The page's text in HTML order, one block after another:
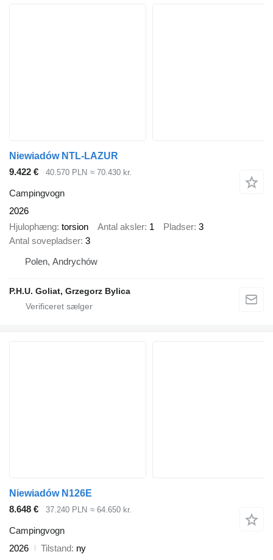
Niewiadów NTL-LAZUR
9.422 €
40.570 PLN ≈ 70.430 kr.
Campingvogn
2026
Hjulophæng torsion Antal aksler 1 Pladser 3
Antal sovepladser 3
Polen, Andrychów
P.H.U. Goliat, Grzegorz Bylica
Niewiadów N126E
8.648 €
37.240 PLN ≈ 64.650 kr.
Campingvogn
2026
Tilstand ny